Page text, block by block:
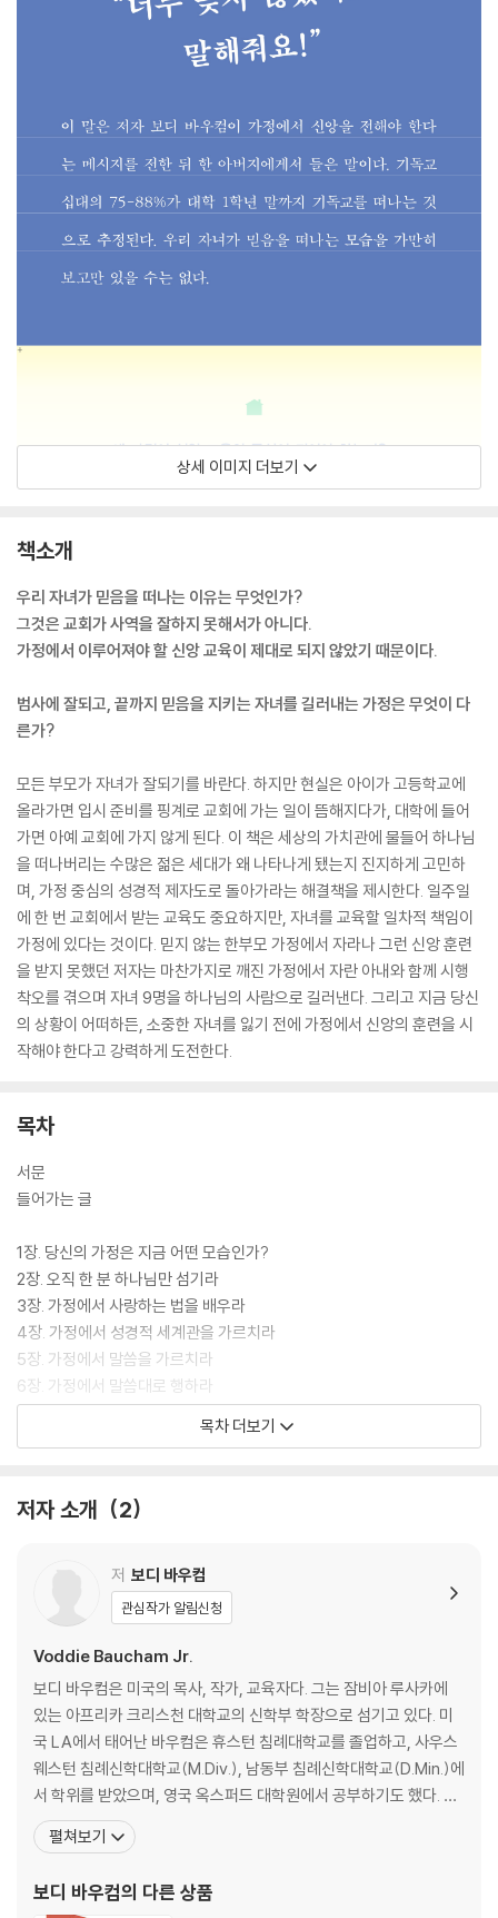
상세 이미지 더보기
책소개
우리 자녀가 믿음을 떠나는 이유는 무엇인가?
그것은 교회가 사역을 잘하지 못해서가 아니다.
가정에서 이루어져야 할 신앙 교육이 제대로 되지 않았기 때문이다.
범사에 잘되고, 끝까지 믿음을 지키는 자녀를 길러내는 가정은 무엇이 다
른가?
모든 부모가 자녀가 잘되기를 바란다. 하지만 현실은 아이가 고등학교에
올라가면 입시 준비를 핑계로 교회에 가는 일이 뜸해지다가, 대학에 들어
가면 아예 교회에 가지 않게 된다. 이 책은 세상의 가치관에 물들어 하나님
을 떠나버리는 수많은 젊은 세대가 왜 나타나게 됐는지 진지하게 고민하
며, 가정 중심의 성경적 제자도로 돌아가라는 해결책을 제시한다. 일주일
에 한 번 교회에서 받는 교육도 중요하지만, 자녀를 교육할 일차적 책임이
가정에 있다는 것이다. 믿지 않는 한부모 가정에서 자라나 그런 신앙 훈련
을 받지 못했던 저자는 마찬가지로 깨진 가정에서 자란 아내와 함께 시행
착오를 겪으며 자녀 9명을 하나님의 사람으로 길러낸다. 그리고 지금 당신
의 상황이 어떠하든, 소중한 자녀를 잃기 전에 가정에서 신앙의 훈련을 시
작해야 한다고 강력하게 도전한다.
목차
서문
들어가는 글
1장. 당신의 가정은 지금 어떤 모습인가?
2장. 오직 한 분 하나님만 섬기라
3장. 가정에서 사랑하는 법을 배우라
4장. 가정에서 성경적 세계관을 가르치라
5장. 가정에서 말씀을 가르치라
6장. 가정에서 말씀대로 행하라
7장. 가정은 하나님의 영역이다
8장. 하나님의 은혜를 기억하라
목차 더보기
저자 소개 2
저 보디 바우컴
관심작가 알림신청
Voddie Baucham Jr.
보디 바우컴은 미국의 목사, 작가, 교육자다. 그는 잠비아 루사카에
있는 아프리카 크리스천 대학교의 신학부 학장으로 섬기고 있다. 미
국 LA에서 태어난 바우컴은 휴스턴 침례대학교를 졸업하고, 사우스
웨스턴 침례신학대학교(M.Div.), 남동부 침례신학대학교(D.Min.)에
서 학위를 받았으며, 영국 옥스퍼드 대학원에서 공부하기도 했다. 그
는 1993년에 보디 바우컴 미니스트리(Voddie Baucham Ministri
es)를 설립했다. 2015년 잠비아로 이주하기 전에는 텍사스 스프링
부모 가정에서 자란 그는 다른
펼쳐보기
보디 바우컴의 다른 상품